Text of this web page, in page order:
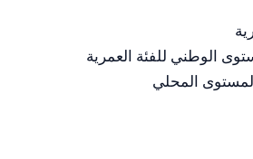
المحلي